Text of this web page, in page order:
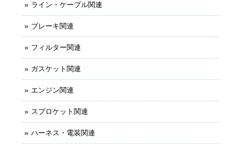
ライン・ケーブル関連
ブレーキ関連
フィルター関連
ガスケット関連
エンジン関連
スプロケット関連
ハーネス・電装関連